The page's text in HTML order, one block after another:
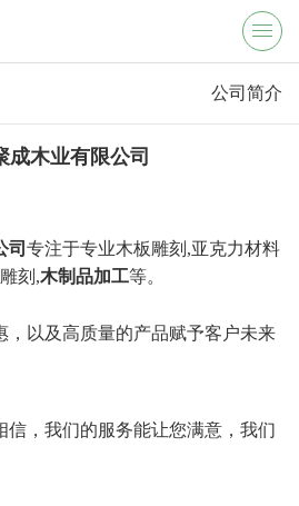
公司简介
成木业有限公司
司 专注于专业木板雕刻,亚克力材料
刻,木制品加工等。
，以及高质量的产品赋予客户未来
信，我们的服务能让您满意，我们